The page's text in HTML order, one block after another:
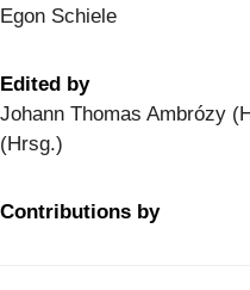
Egon Schiele
Edited by
Johann Thomas Ambrózy
(Hrsg.)
Contributions by